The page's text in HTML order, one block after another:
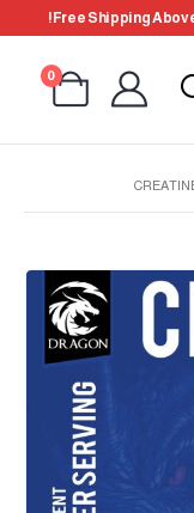
Free Shipping
0